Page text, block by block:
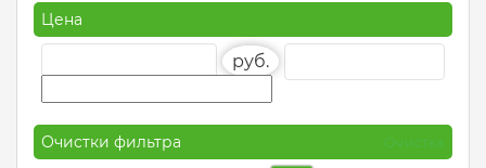
Цена
руб.
Очистки фильтра Очистка